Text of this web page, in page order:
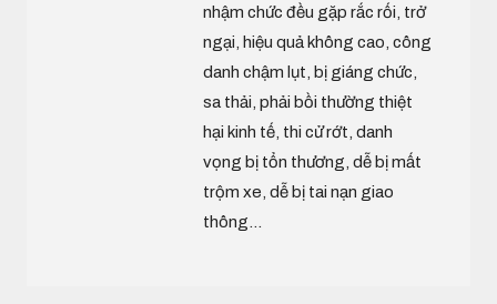
nhậm chức đều gặp rắc rối, trở
ngại, hiệu quả không cao, công
danh chậm lụt, bị giáng chức,
sa thải, phải bồi thường thiệt
hại kinh tế, thi cử rớt, danh
vọng bị tổn thương, dễ bị mất
trộm xe, dễ bị tai nạn giao
thông...